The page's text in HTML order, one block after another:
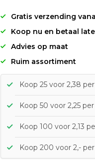
Gratis verzending
Koop nu en betaal
Advies op maat
Ruim assortiment
Koop 25 voor 2,38
Koop 50 voor 2,25
Koop 100 voor 2,13
Koop 200 voor 2,-